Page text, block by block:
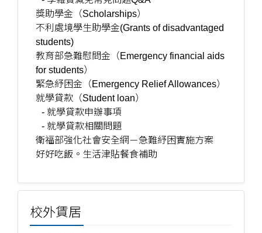
獎助學金（Scholarships）
不利處境學生助學金(Grants of disadvantaged
students)
教育部急難慰問金（Emergency financial aids
for students）
緊急紓困金（Emergency Relief Allowances）
就學貸款（Student loan）
- 就學貸款申辦事項
- 就學貸款相關問題
衛福部強化社會安全網－急難紓困實施方案
好好吃飯。生活津貼餐食補助
校外賃居